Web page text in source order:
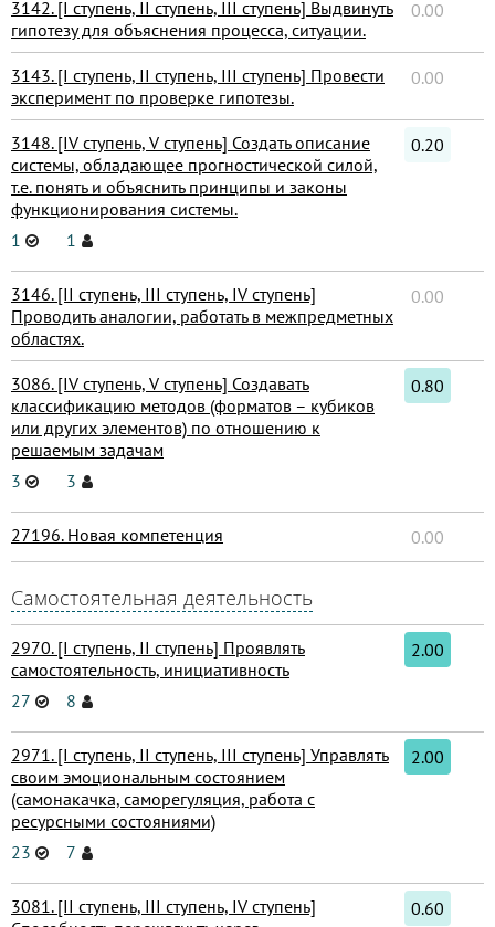
3142. [I ступень, II ступень, III ступень] Выдвинуть
гипотезу для объяснения процесса, ситуации.
0.00
3143. [I ступень, II ступень, III ступень] Провести
эксперимент по проверке гипотезы.
0.00
3148. [IV ступень, V ступень] Создать описание
системы, обладающее прогностической силой,
т.е. понять и объяснить принципы и законы
функционирования системы.
1
1
0.20
3146. [II ступень, III ступень, IV ступень]
Проводить аналогии, работать в межпредметных
областях.
0.00
3086. [IV ступень, V ступень] Создавать
классификацию методов (форматов – кубиков
или других элементов) по отношению к
решаемым задачам
3
3
0.80
27196. Новая компетенция 0.00
Самостоятельная деятельность
2970. [I ступень, II ступень] Проявлять
самостоятельность, инициативность
27
8
2.00
2971. [I ступень, II ступень, III ступень] Управлять
своим эмоциональным состоянием
(самонакачка, саморегуляция, работа с
ресурсными состояниями)
23
7
2.00
3081. [II ступень, III ступень, IV ступень]
0.60